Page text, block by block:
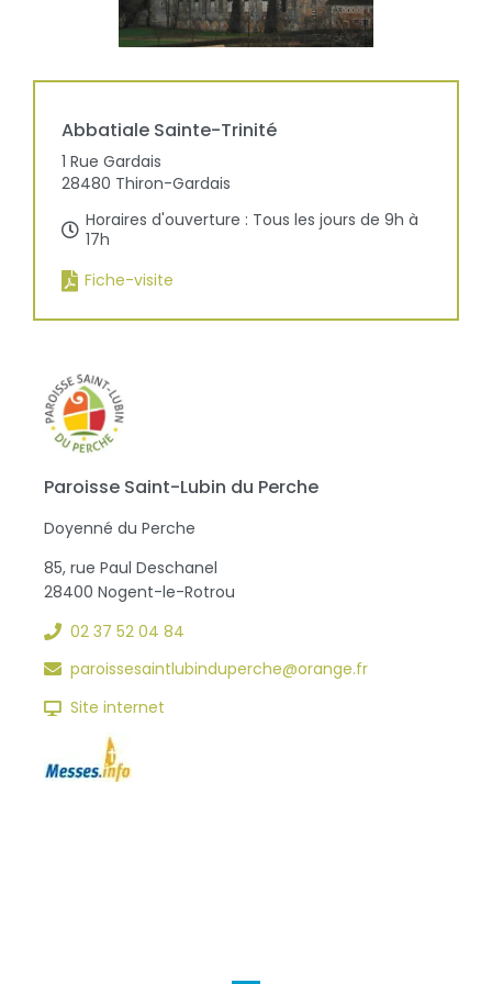
Abbatiale Sainte-Trinité
1 Rue Gardais
28480 Thiron-Gardais
Horaires d'ouverture : Tous les jours de 9h à
17h
Fiche-visite
Paroisse Saint-Lubin du Perche
Doyenné du Perche
85, rue Paul Deschanel
28400 Nogent-le-Rotrou
02 37 52 04 84
paroissesaintlubinduperche@orange.fr
Site internet